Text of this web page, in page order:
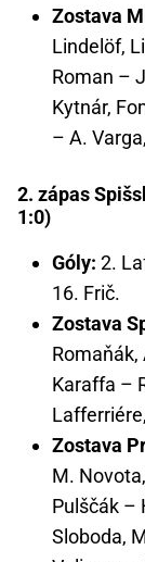
Zostava
Lindelöf,
Roman –
Kytnár,
– A.
2. zápas
1:0)
Góly: 2.
16. Frič.
Zostava
Romaňák,
Karaffa –
Zostava
M.
Pulščák –
Sloboda,